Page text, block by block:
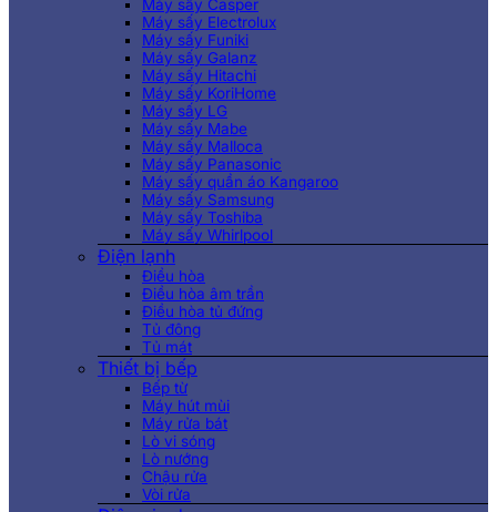
Máy sấy Casper
Máy sấy Electrolux
Máy sấy Funiki
Máy sấy Galanz
Máy sấy Hitachi
Máy sấy KoriHome
Máy sấy LG
Máy sấy Mabe
Máy sấy Malloca
Máy sấy Panasonic
Máy sấy quần áo Kangaroo
Máy sấy Samsung
Máy sấy Toshiba
Máy sấy Whirlpool
Điện lạnh
Điều hòa
Điều hòa âm trần
Điều hòa tủ đứng
Tủ đông
Tủ mát
Thiết bị bếp
Bếp từ
Máy hút mùi
Máy rửa bát
Lò vi sóng
Lò nướng
Chậu rửa
Vòi rửa